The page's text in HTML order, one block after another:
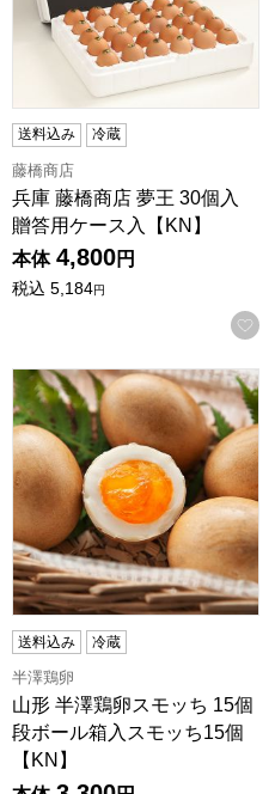
送料込み 冷蔵
藤橋商店
兵庫 藤橋商店 夢王 30個入
贈答用ケース入【KN】
本体 4,800円
税込 5,184円
山形 半澤鶏卵スモッち 15個
送料込み 冷蔵
半澤鶏卵
山形 半澤鶏卵スモッち 15個
段ボール箱入スモッち15個
【KN】